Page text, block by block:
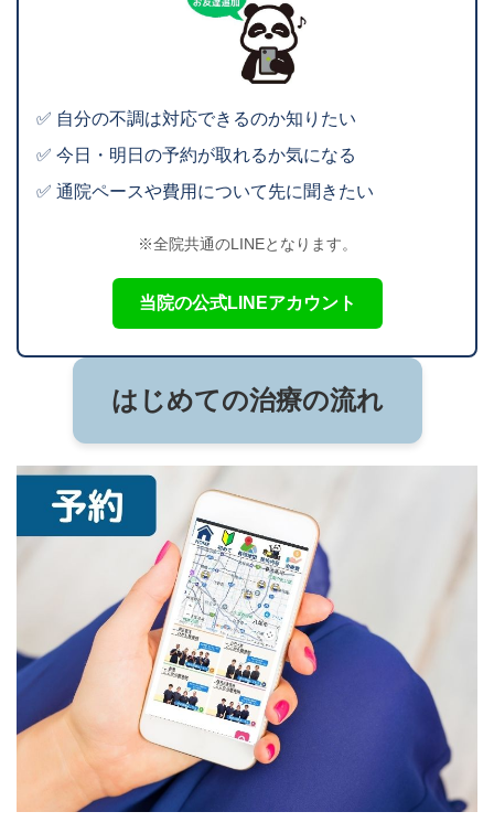
✅ 自分の不調は対応できるのか知りたい
✅ 今日・明日の予約が取れるか気になる
✅ 通院ペースや費用について先に聞きたい
※全院共通のLINEとなります。
当院の公式LINEアカウント
はじめての治療の流れ